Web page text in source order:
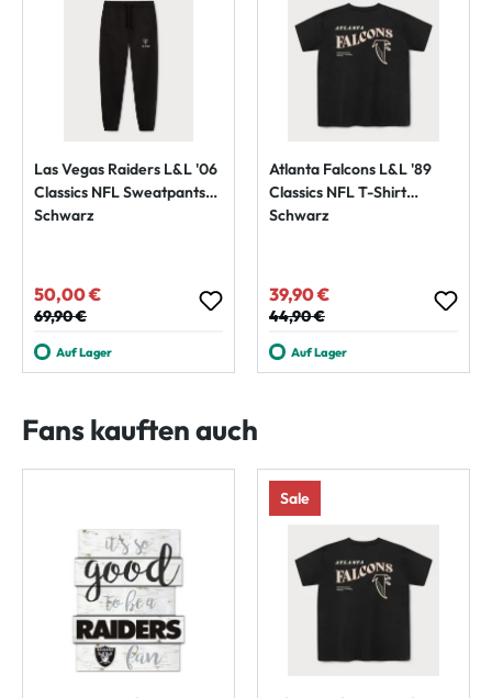
Las Vegas Raiders L&L '06
Classics NFL Sweatpants
Schwarz
Verkaufspreis:
50,00 €
Regulärer Preis:
69,90 €
Auf Lager
Atlanta Falcons L&L '89
Classics NFL T-Shirt
Schwarz
Verkaufspreis:
39,90 €
Regulärer Preis:
44,90 €
Auf Lager
Fans kauften auch
Sale